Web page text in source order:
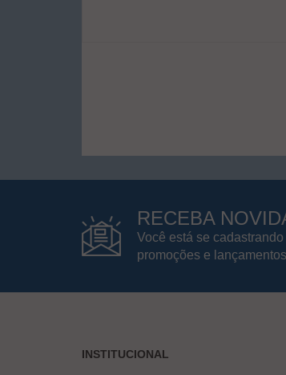
RECEBA
Você está se
promoções e
INSTITUCIONAL